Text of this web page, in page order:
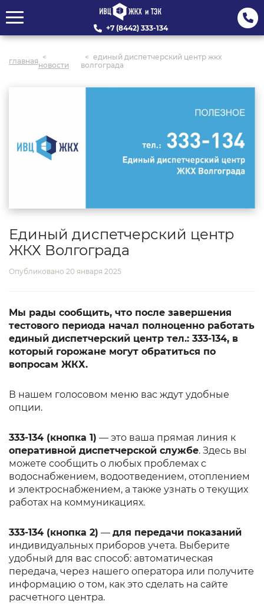
+7 (8442) 333-134
главнаяновости
единый диспетчерский центр жкх
волгограда
Единый диспетчерский центр
ЖКХ Волгограда
Опубликовано 20 января 2025
Мы рады сообщить, что после завершения
тестового периода начал полноценно работать
единый диспетчерский центр тел.: 333-134, в
который горожане могут обратиться по
вопросам ЖКХ.
В нашем голосовом меню вас ждут удобные
опции.
333-134 (кнопка 1) — это ваша прямая линия к
оперативной диспетчерской службе. Здесь вы
можете сообщить о любых проблемах с
водоснабжением, водоотведением, отоплением
и электроснабжением, а также узнать о текущих
работах на коммуникациях.
333-134 (кнопка 2) — для передачи показаний
индивидуальных приборов учета. Выберите
удобный для вас способ: автоматическая
передача, через нашего оператора или получите
информацию о том, как это сделать на сайте
расчетного центра.